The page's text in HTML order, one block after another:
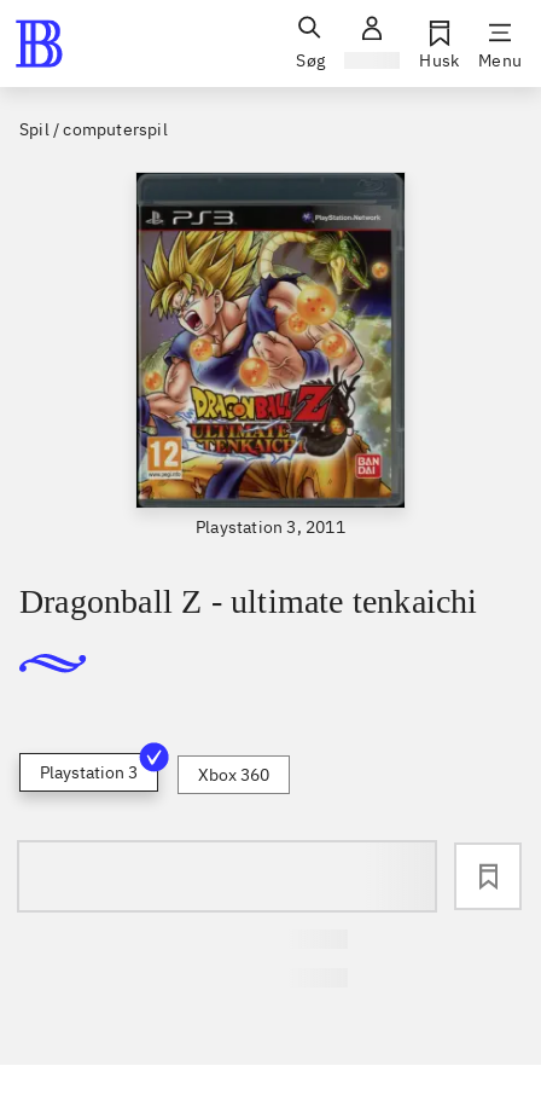
Søg Husk Menu
Spil / computerspil
Playstation 3, 2011
Dragonball Z - ultimate tenkaichi
Playstation 3 Xbox 360